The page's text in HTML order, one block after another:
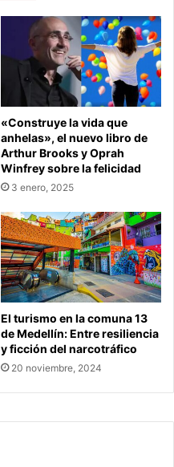
«Construye la vida que
anhelas», el nuevo libro de
Arthur Brooks y Oprah
Winfrey sobre la felicidad
3 enero, 2025
El turismo en la comuna 13
de Medellín: Entre resiliencia
y ficción del narcotráfico
20 noviembre, 2024